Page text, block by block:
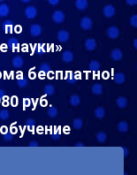
по
науки»
бесплатно!
руб.